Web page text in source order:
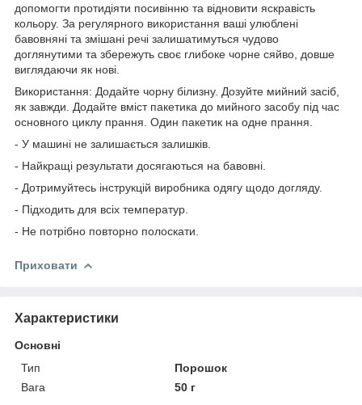
допомогти протидіяти посивінню та відновити яскравість
кольору. За регулярного використання ваші улюблені
бавовняні та змішані речі залишатимуться чудово
доглянутими та збережуть своє глибоке чорне сяйво, довше
виглядаючи як нові.
Використання: Додайте чорну білизну. Дозуйте мийний засіб,
як завжди. Додайте вміст пакетика до мийного засобу під час
основного циклу прання. Один пакетик на одне прання.
- У машині не залишається залишків.
- Найкращі результати досягаються на бавовні.
- Дотримуйтесь інструкцій виробника одягу щодо догляду.
- Підходить для всіх температур.
- Не потрібно повторно полоскати.
Приховати
Характеристики
Основні
Тип
Порошок
Вага
50 г